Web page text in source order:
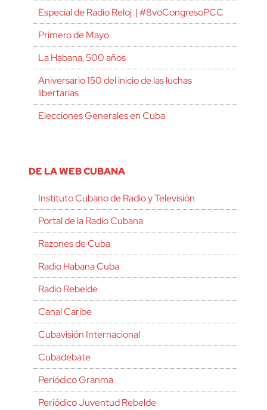
Especial de Radio Reloj | #8voCongresoPCC
Primero de Mayo
La Habana, 500 años
Aniversario 150 del inicio de las luchas
libertarias
Elecciones Generales en Cuba
DE LA WEB CUBANA
Instituto Cubano de Radio y Televisión
Portal de la Radio Cubana
Razones de Cuba
Radio Habana Cuba
Radio Rebelde
Canal Caribe
Cubavisión Internacional
Cubadebate
Periódico Granma
Periódico Juventud Rebelde